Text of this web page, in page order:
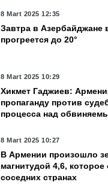
8 Mart 2025 12:35
Завтра в Азербайджане
прогреется до 20°
8 Mart 2025 10:29
Хикмет Гаджиев:
пропаганду против
процесса над
Азербайджане
8 Mart 2025 10:27
В Армении произошло
магнитудой 4,6,
соседних странах